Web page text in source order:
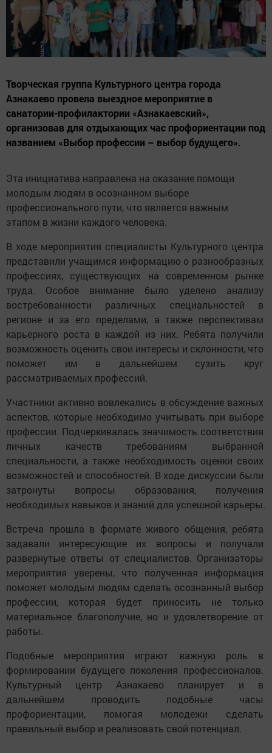
Творческая группа Культурного центра города
Азнакаево провела выездное мероприятие в
санатории-профилактории «Азнакаевский»,
организовав для отдыхающих час профориентации под
названием «Выбор профессии – выбор будущего».
Эта инициатива направлена на оказание помощи
молодым людям в осознанном выборе
профессионального пути, что является важным
этапом в жизни каждого человека.
В ходе мероприятия специалисты Культурного центра
представили учащимся информацию о разнообразных
профессиях, существующих на современном рынке
труда. Особое внимание было уделено анализу
востребованности различных специальностей в
регионе и за его пределами, а также перспективам
карьерного роста в каждой из них. Ребята получили
возможность оценить свои интересы и склонности, что
поможет им в дальнейшем сузить круг
рассматриваемых профессий.
Участники активно вовлекались в обсуждение важных
аспектов, которые необходимо учитывать при выборе
профессии. Подчеркивалась значимость соответствия
личных качеств требованиям выбранной
специальности, а также необходимость оценки своих
возможностей и способностей. В ходе дискуссии были
затронуты вопросы образования, получения
необходимых навыков и знаний для успешной карьеры.
Встреча прошла в формате живого общения, ребята
задавали интересующие их вопросы и получали
развернутые ответы от специалистов. Организаторы
мероприятия уверены, что полученная информация
поможет молодым людям сделать осознанный выбор
профессии, которая будет приносить не только
материальное благополучие, но и удовлетворение от
работы.
Подобные мероприятия играют важную роль в
формировании будущего поколения профессионалов.
Культурный центр Азнакаево планирует и в
дальнейшем проводить подобные часы
профориентации, помогая молодежи сделать
правильный выбор и реализовать свой потенциал.